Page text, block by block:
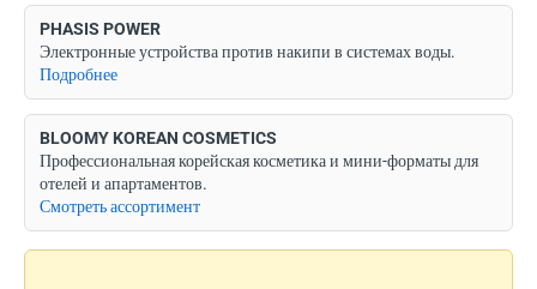
PHASIS POWER
Электронные устройства против накипи в системах воды.
Подробнее
BLOOMY KOREAN COSMETICS
Профессиональная корейская косметика и мини-форматы для
отелей и апартаментов.
Смотреть ассортимент